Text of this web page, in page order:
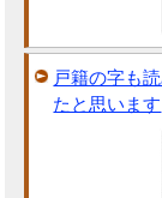
戸籍の字も
たと思います